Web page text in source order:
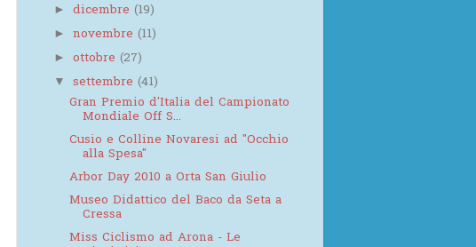
►dicembre(19)
►novembre(11)
►ottobre(27)
▼settembre(41)
Gran Premio d'Italia del Campionato
Mondiale Off S...
Cusio e Colline Novaresi ad "Occhio
alla Spesa"
Arbor Day 2010 a Orta San Giulio
Museo Didattico del Baco da Seta a
Cressa
Miss Ciclismo ad Arona - Le